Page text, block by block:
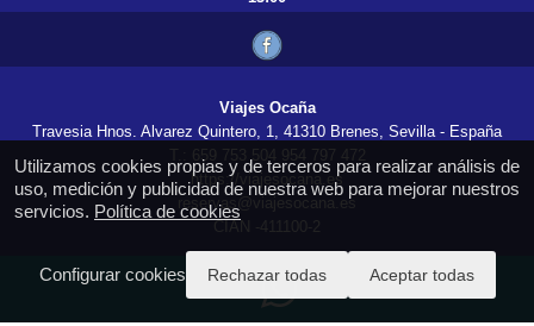
Utilizamos cookies propias y de terceros para realizar análisis de
uso, medición y publicidad de nuestra web para mejorar nuestros
servicios. Política de cookies
Configurar cookies Rechazar todas Aceptar todas
Viajes Ocaña
Travesia Hnos. Alvarez Quintero, 1, 41310 Brenes, Sevilla - España
https://viajesocana.es
reservas@viajesocana.es